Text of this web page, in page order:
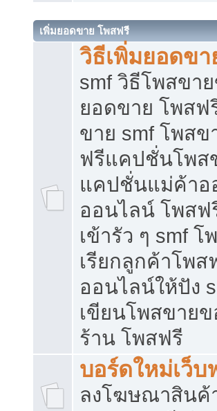
เพิ่มยอดขาย โพสฟรี
วิธีเพิ่มยอดข
smf วิธีโพสขา
ยอดขาย โพสฟ
ขาย smf โพส
ฟรีแคปชั่นโพส
แคปชั่นแม่ค้า
ออนไลน์ โพสฟ
เข้ารัว ๆ smf
เรียกลูกค้าโพส
ออนไลน์ให้ปัง
เขียนโพสขาย
ร้าน โพสฟรี
บอร์ดใหม่เว็บ
ลงโฆษณาสิน